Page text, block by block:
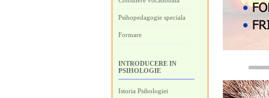
Psihopedagogie speciala
Formare
INTRODUCERE IN
PSIHOLOGIE
Istoria Psihologiei